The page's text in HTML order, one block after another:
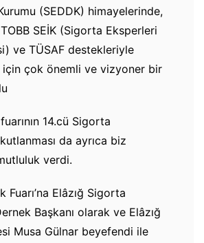
(SEDDK) himayelerinde,
SEİK (Sigorta Eksperleri
ve TÜSAF destekleriyle
için çok önemli ve vizyoner bir
14.cü Sigorta
da ayrıca biz
verdi.
Fuarı’na Elâzığ Sigorta
Başkanı olarak ve Elâzığ
Musa Gülnar beyefendi ile